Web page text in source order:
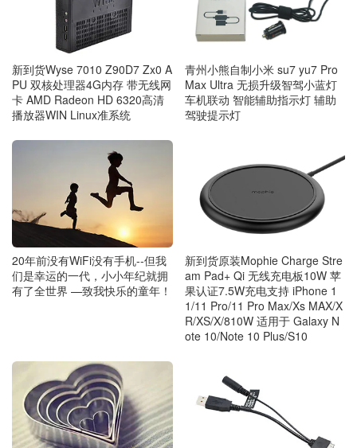
新到货Wyse 7010 Z90D7 Zx0 A
PU 双核处理器4G内存 带无线网
卡 AMD Radeon HD 6320高清
播放器WIN Linux准系统
青州小熊自制小米 su7 yu7 Pro
Max Ultra 无损升级智驾小蓝灯
车机联动 智能辅助指示灯 辅助
驾驶提示灯
20年前没有WiFi没有手机--但我
们是幸运的一代，小小年纪就拥
有了全世界 —致我快乐的童年！
新到货原装Mophie Charge Stre
am Pad+ Qi 无线充电板10W 苹
果认证7.5W充电支持 iPhone 1
1/11 Pro/11 Pro Max/Xs MAX/X
R/XS/X/810W 适用于 Galaxy N
ote 10/Note 10 Plus/S10